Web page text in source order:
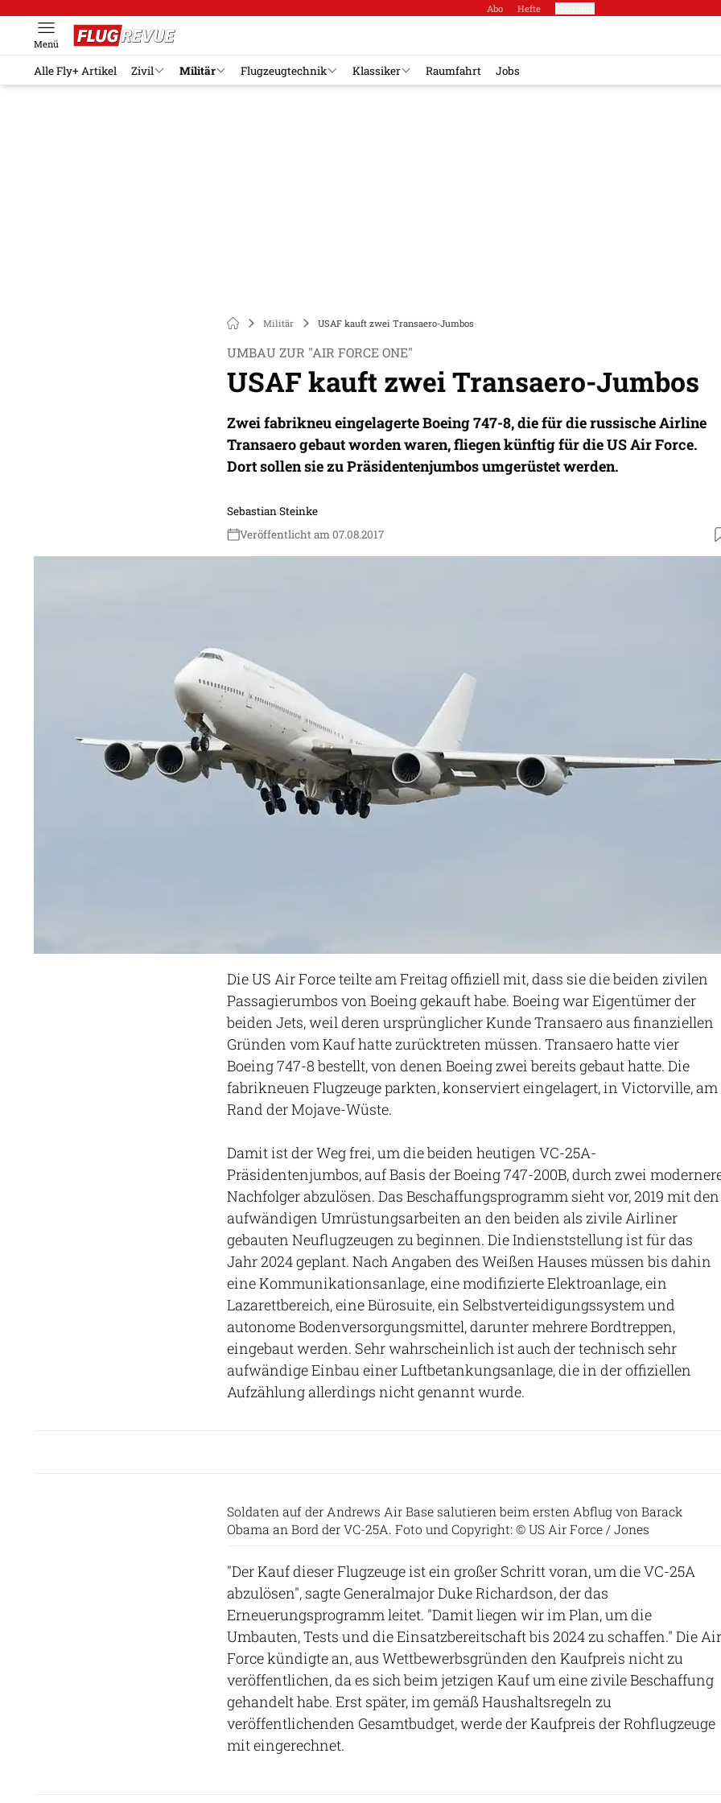
Abo Hefte
Menü
Alle Fly+ Artikel Zivil Militär Flugzeugtechnik Klassiker Raumfahrt Jobs
Militär USAF kauft zwei Transaero-Jumbos
UMBAU ZUR "AIR FORCE ONE"
USAF kauft zwei Transaero-Jumbos
Zwei fabrikneu eingelagerte Boeing 747-8, die für die russische Airline
Transaero gebaut worden waren, fliegen künftig für die US Air Force.
Dort sollen sie zu Präsidentenjumbos umgerüstet werden.
Sebastian Steinke
Veröffentlicht am 07.08.2017
Die US Air Force teilte am Freitag offiziell mit, dass sie die beiden zivilen
Passagierumbos von Boeing gekauft habe. Boeing war Eigentümer der
beiden Jets, weil deren ursprünglicher Kunde Transaero aus finanziellen
Gründen vom Kauf hatte zurücktreten müssen. Transaero hatte vier
Boeing 747-8 bestellt, von denen Boeing zwei bereits gebaut hatte. Die
fabrikneuen Flugzeuge parkten, konserviert eingelagert, in Victorville, am
Rand der Mojave-Wüste.
Damit ist der Weg frei, um die beiden heutigen VC-25A-
Präsidentenjumbos, auf Basis der Boeing 747-200B, durch zwei
Nachfolger abzulösen. Das Beschaffungsprogramm sieht vor, 2019 mit den
aufwändigen Umrüstungsarbeiten an den beiden als zivile Airliner
gebauten Neuflugzeugen zu beginnen. Die Indienststellung ist für das
Jahr 2024 geplant. Nach Angaben des Weißen Hauses müssen bis dahin
eine Kommunikationsanlage, eine modifizierte Elektroanlage, ein
Lazarettbereich, eine Bürosuite, ein Selbstverteidigungssystem und
autonome Bodenversorgungsmittel, darunter mehrere Bordtreppen,
eingebaut werden. Sehr wahrscheinlich ist auch der technisch sehr
aufwändige Einbau einer Luftbetankungsanlage, die in der offiziellen
Aufzählung allerdings nicht genannt wurde.
Soldaten auf der Andrews Air Base salutieren beim ersten Abflug von Barack
Obama an Bord der VC-25A. Foto und Copyright: © US Air Force / Jones
"Der Kauf dieser Flugzeuge ist ein großer Schritt voran, um die VC-25A
abzulösen", sagte Generalmajor Duke Richardson, der das
Erneuerungsprogramm leitet. "Damit liegen wir im Plan, um die
Umbauten, Tests und die Einsatzbereitschaft bis 2024 zu schaffen." Die Air
Force kündigte an, aus Wettbewerbsgründen den Kaufpreis nicht zu
veröffentlichen, da es sich beim jetzigen Kauf um eine zivile Beschaffung
gehandelt habe. Erst später, im gemäß Haushaltsregeln zu
veröffentlichenden Gesamtbudget, werde der Kaufpreis der Rohflugzeuge
mit eingerechnet.